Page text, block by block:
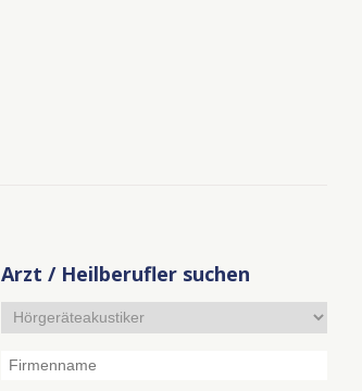
Arzt / Heilberufler suchen